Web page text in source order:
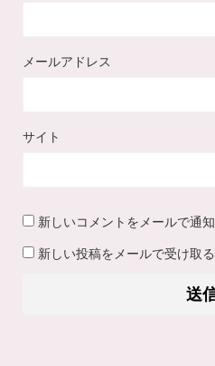
メールアドレス
サイト
新しいコメントをメールで通知
新しい投稿をメールで受け取る